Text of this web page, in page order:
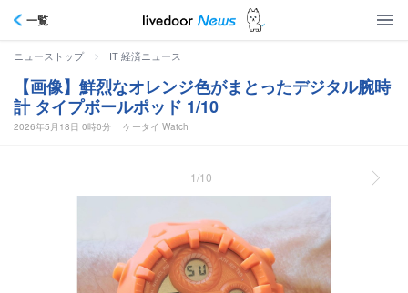
一覧
ニューストップ > IT 経済ニュース
【画像】鮮烈なオレンジ色がまとったデジタル腕時
計 タイプボールポッド 1/10
2026年5月18日 0時0分 ケータイ Watch
1/10